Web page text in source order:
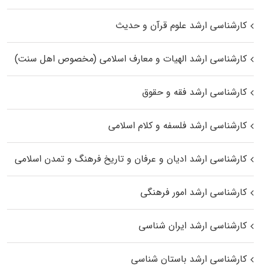
کارشناسی ارشد علوم قرآن و حدیث
کارشناسی ارشد الهیات و معارف اسلامی (مخصوص اهل سنت)
کارشناسی ارشد فقه و حقوق
کارشناسی ارشد فلسفه و کلام اسلامی
کارشناسی ارشد ادیان و عرفان و تاریخ فرهنگ و تمدن اسلامی
کارشناسی ارشد امور فرهنگی
کارشناسی ارشد ایران شناسی
کارشناسی ارشد باستان شناسی